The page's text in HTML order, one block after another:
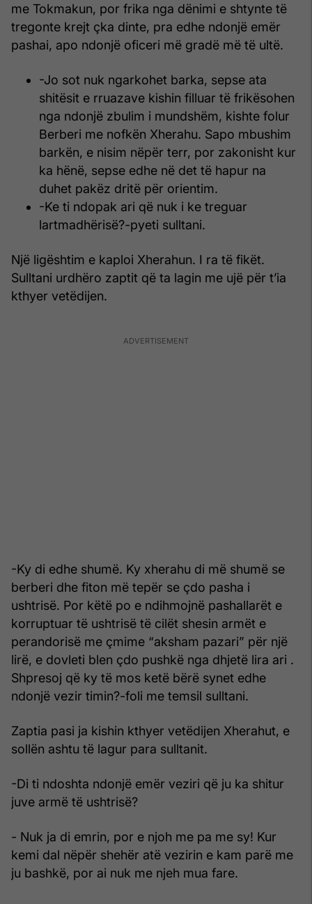
me Tokmakun, por frika nga dënimi e shtynte të
tregonte krejt çka dinte, pra edhe ndonjë emër
pashai, apo ndonjë oficeri më gradë më të ultë.
-Jo sot nuk ngarkohet barka, sepse ata
shitësit e rruazave kishin filluar të frikësohen
nga ndonjë zbulim i mundshëm, kishte folur
Berberi me nofkën Xherahu. Sapo mbushim
barkën, e nisim nëpër terr, por zakonisht kur
ka hënë, sepse edhe në det të hapur na
duhet pakëz dritë për orientim.
-Ke ti ndopak ari që nuk i ke treguar
lartmadhërisë?-pyeti sulltani.
Një ligështim e kaploi Xherahun. I ra të fikët.
Sulltani urdhëro zaptit që ta lagin me ujë për t’ia
kthyer vetëdijen.
-Ky di edhe shumë. Ky xherahu di më shumë se
berberi dhe fiton më tepër se çdo pasha i
ushtrisë. Por këtë po e ndihmojnë pashallarët e
korruptuar të ushtrisë të cilët shesin armët e
perandorisë me çmime “aksham pazari” për një
lirë, e dovleti blen çdo pushkë nga dhjetë lira ari .
Shpresoj që ky të mos ketë bërë synet edhe
ndonjë vezir timin?-foli me temsil sulltani.
Zaptia pasi ja kishin kthyer vetëdijen Xherahut, e
sollën ashtu të lagur para sulltanit.
-Di ti ndoshta ndonjë emër veziri që ju ka shitur
juve armë të ushtrisë?
- Nuk ja di emrin, por e njoh me pa me sy! Kur
kemi dal nëpër shehër atë vezirin e kam parë me
ju bashkë, por ai nuk me njeh mua fare.